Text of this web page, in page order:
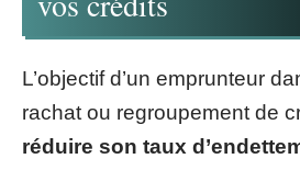
L’objectif d’un emprunteur
rachat ou regroupement de
réduire son taux